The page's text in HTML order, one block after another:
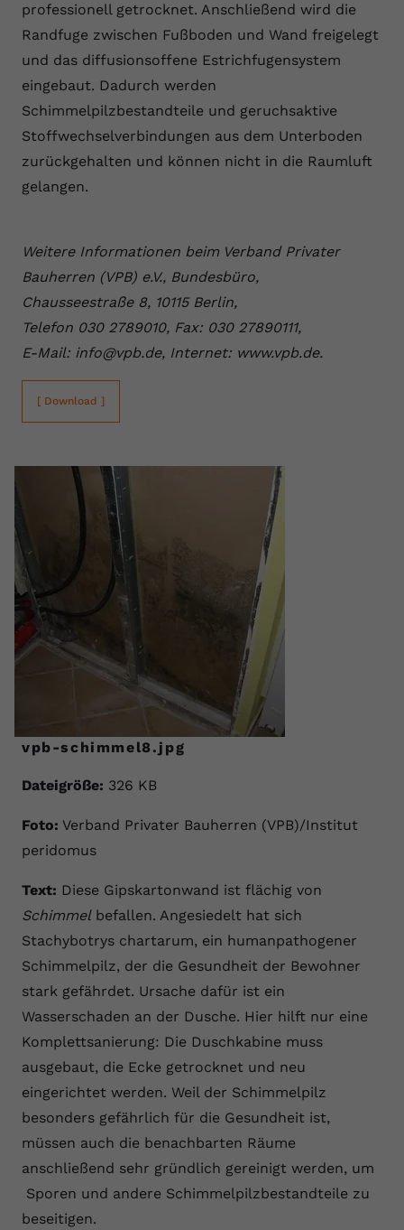
professionell getrocknet. Anschließend wird die
Randfuge zwischen Fußboden und Wand freigelegt
und das diffusionsoffene Estrichfugensystem
eingebaut. Dadurch werden
Schimmelpilzbestandteile und geruchsaktive
Stoffwechselverbindungen aus dem Unterboden
zurückgehalten und können nicht in die Raumluft
gelangen.
Weitere Informationen beim Verband Privater
Bauherren (VPB) e.V., Bundesbüro,
Chausseestraße 8, 10115 Berlin,
Telefon 030 2789010, Fax: 030 27890111,
E-Mail: info@vpb.de, Internet: www.vpb.de.
[ Download ]
vpb-schimmel8.jpg
Dateigröße: 326 KB
Foto: Verband Privater Bauherren (VPB)/Institut
peridomus
Text: Diese Gipskartonwand ist flächig von
Schimmelbefallen. Angesiedelt hat sich
Stachybotrys chartarum, ein humanpathogener
Schimmelpilz, der die Gesundheit der Bewohner
stark gefährdet. Ursache dafür ist ein
Wasserschaden an der Dusche. Hier hilft nur eine
Komplettsanierung: Die Duschkabine muss
ausgebaut, die Ecke getrocknet und neu
eingerichtet werden. Weil der Schimmelpilz
besonders gefährlich für die Gesundheit ist,
müssen auch die benachbarten Räume
anschließend sehr gründlich gereinigt werden, um
Sporen und andere Schimmelpilzbestandteile zu
beseitigen.